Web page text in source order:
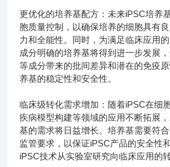
更优化的培养基配方：未来iPSC培养
胞质量控制，以确保培养的细胞具有
力和全能性。同时，为满足临床应用
成分明确的培养基将得到进一步发展
等成分带来的批间差异和潜在的免疫
养基的稳定性和安全性。
临床级转化需求增加：随着iPSC在细
疾病模型构建等领域的应用不断拓展
基的需求将日益增长。培养基需要符
监管要求，以保证iPSC产品的安全性
iPSC技术从实验室研究向临床应用的转